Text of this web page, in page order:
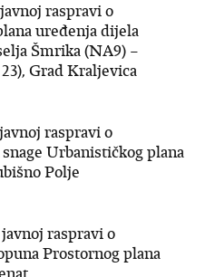
raspravi o
uređenja dijela
Šmrika (NA9) –
Grad Kraljevica
raspravi o
Urbanističkog plana
Polje
raspravi o
Prostornog plana